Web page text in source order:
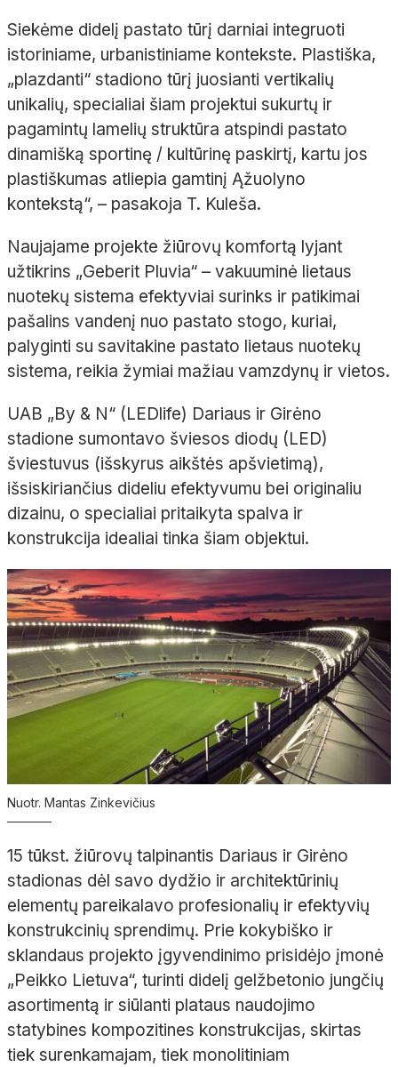
Siekėme didelį pastato tūrį darniai integruoti
istoriniame, urbanistiniame kontekste. Plastiška,
„plazdanti“ stadiono tūrį juosianti vertikalių
unikalių, specialiai šiam projektui sukurtų ir
pagamintų lamelių struktūra atspindi pastato
dinamišką sportinę / kultūrinę paskirtį, kartu jos
plastiškumas atliepia gamtinį Ąžuolyno
kontekstą“, – pasakoja T. Kuleša.
Naujajame projekte žiūrovų komfortą lyjant
užtikrins „Geberit Pluvia“ – vakuuminė lietaus
nuotekų sistema efektyviai surinks ir patikimai
pašalins vandenį nuo pastato stogo, kuriai,
palyginti su savitakine pastato lietaus nuotekų
sistema, reikia žymiai mažiau vamzdynų ir vietos.
UAB „By & N“ (LEDlife) Dariaus ir Girėno
stadione sumontavo šviesos diodų (LED)
šviestuvus (išskyrus aikštės apšvietimą),
išsiskiriančius dideliu efektyvumu bei originaliu
dizainu, o specialiai pritaikyta spalva ir
konstrukcija idealiai tinka šiam objektui.
Nuotr. Mantas Zinkevičius
15 tūkst. žiūrovų talpinantis Dariaus ir Girėno
stadionas dėl savo dydžio ir architektūrinių
elementų pareikalavo profesionalių ir efektyvių
konstrukcinių sprendimų. Prie kokybiško ir
sklandaus projekto įgyvendinimo prisidėjo įmonė
„Peikko Lietuva“, turinti didelį gelžbetonio jungčių
asortimentą ir siūlanti plataus naudojimo
statybines kompozitines konstrukcijas, skirtas
tiek surenkamajam, tiek monolitiniam